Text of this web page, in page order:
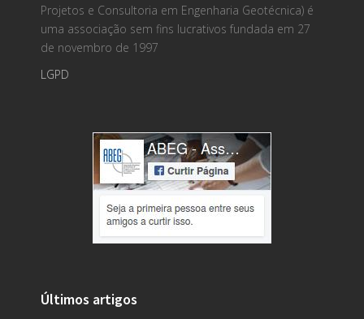
Projetos e Consultoria em Engenharia Geotécnica) é
uma associação sem fins lucrativos fundada em 27
de novembro de 1997
LGPD
Últimos artigos